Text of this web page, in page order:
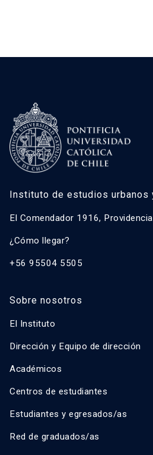
Instituto de estudios urbanos
El Comendador 1916, Providencia
¿Cómo llegar?
+56 95504 5505
Sobre nosotros
El Instituto
Dirección y Equipo de dirección
Académicos
Centros de estudiantes
Estudiantes y egresados/as
Red de graduados/as